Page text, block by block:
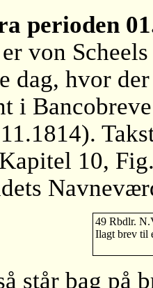
perioden
von
dag, hvor
i
10,
49 Rbdlr.
Ilagt brev til
står bag på